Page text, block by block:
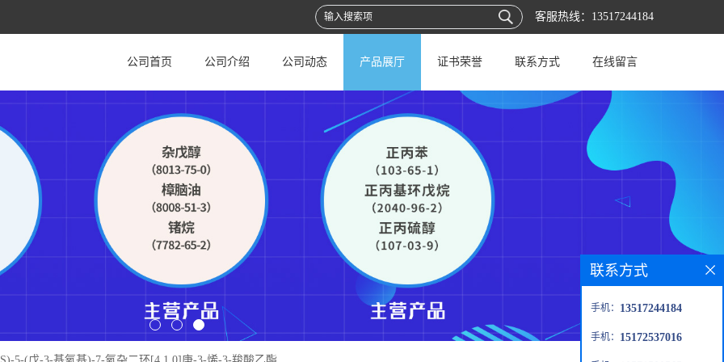
客服热线： 13517244184
公司首页 公司介绍 公司动态 产品展厅 证书荣誉 联系方式 在线留言
联系方式
手机： 13517244184
手机： 15172537016